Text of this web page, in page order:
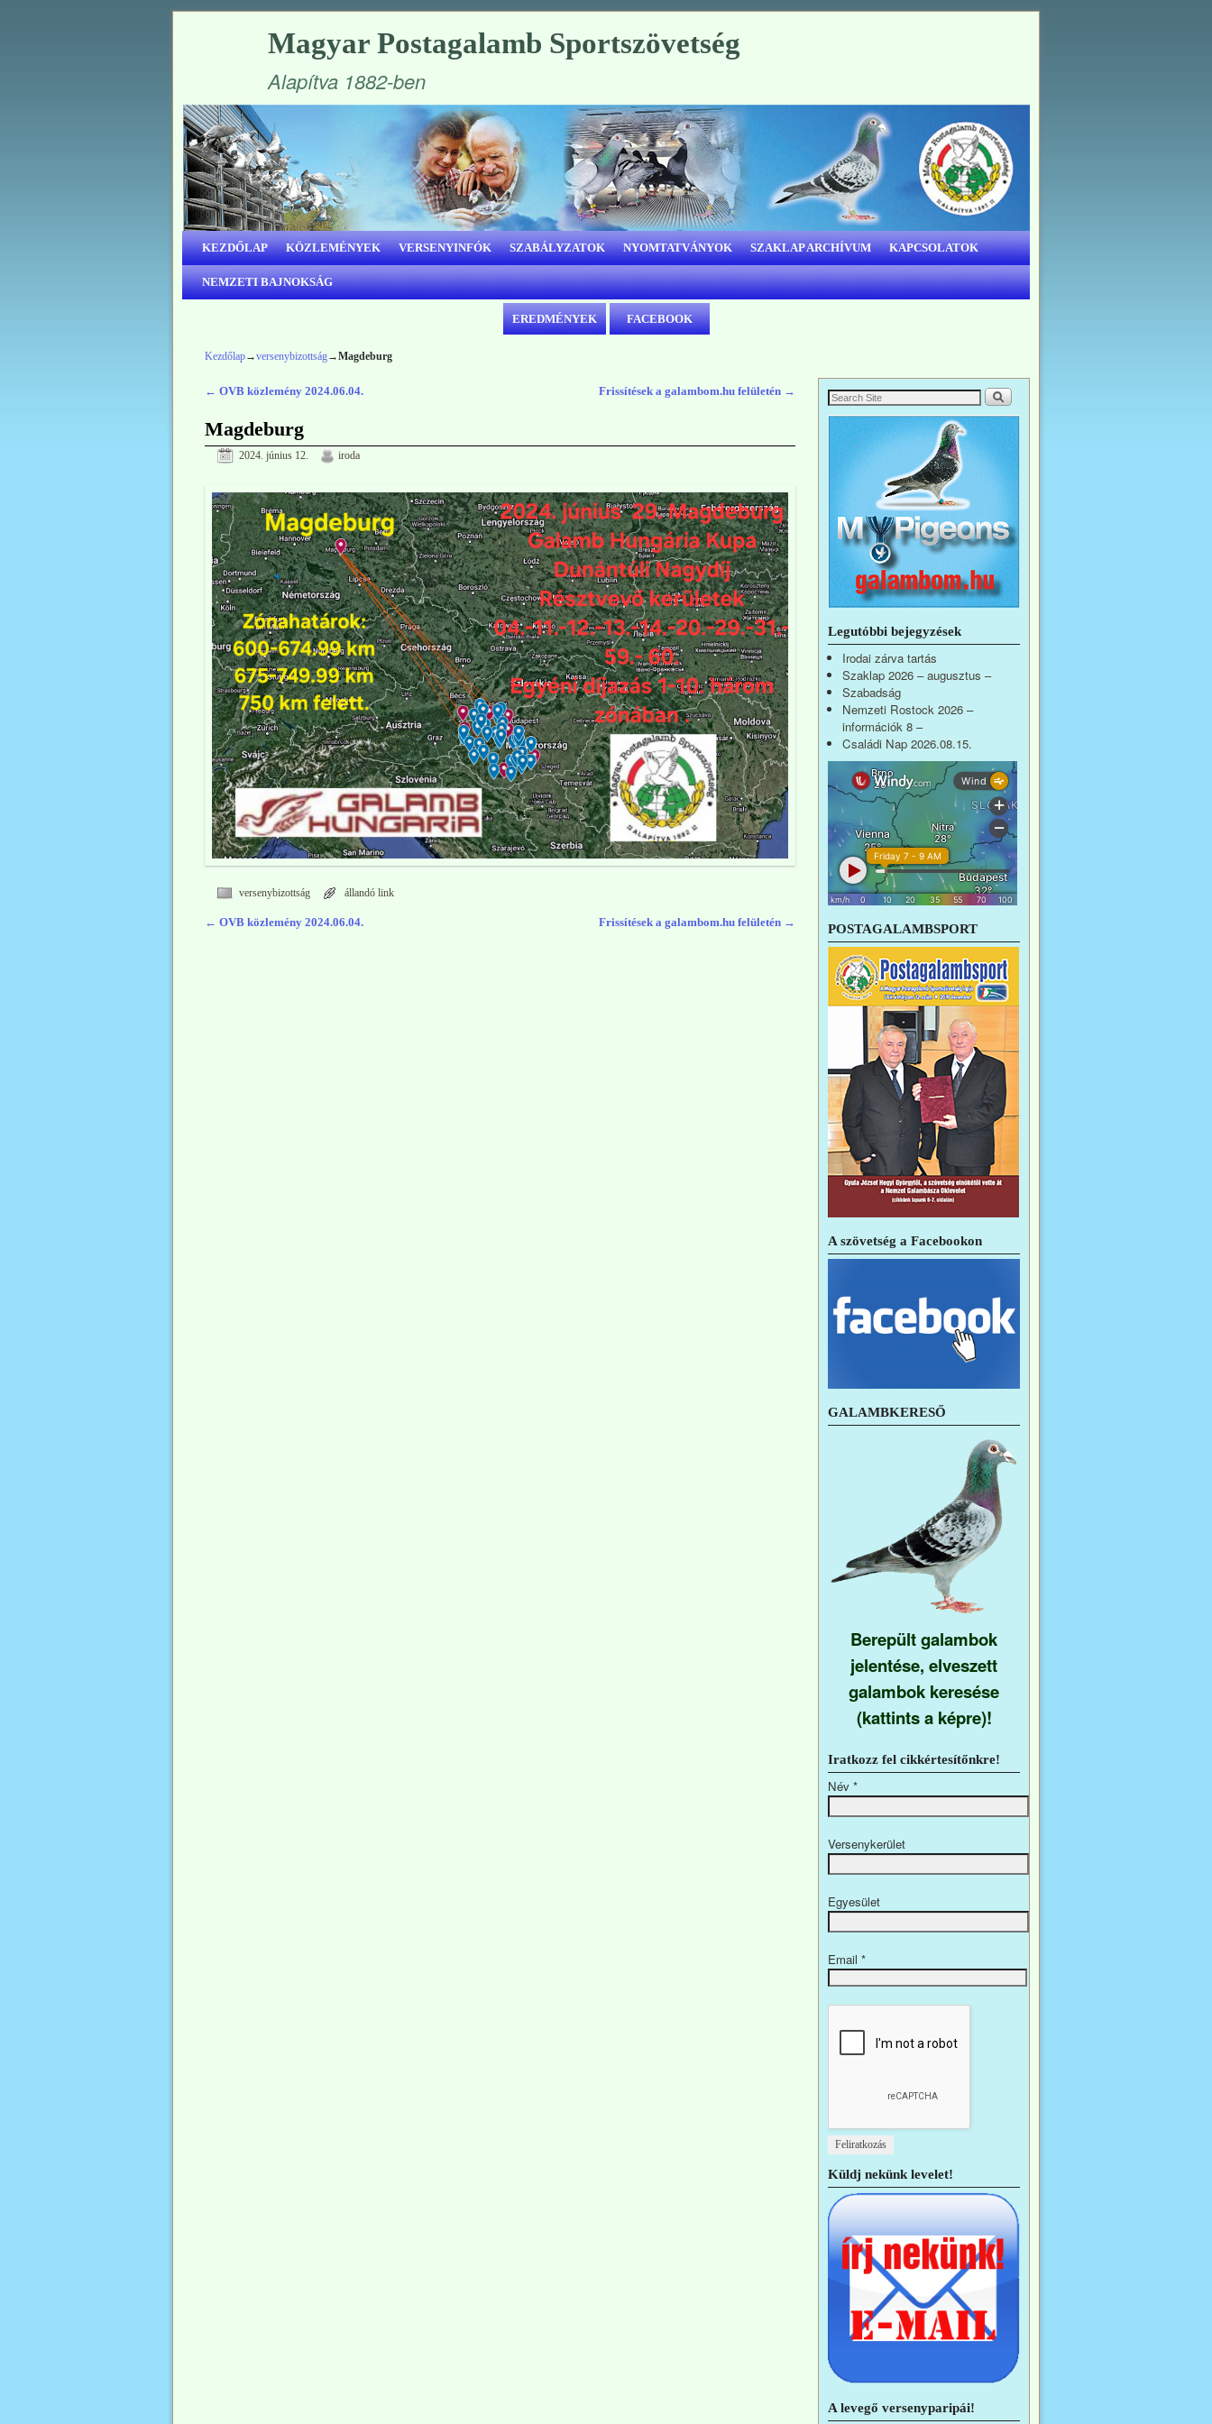
Magyar Postagalamb Sportszövetség
Alapítva 1882-ben
Ugrás a főtartalomra
Ugrás a másodlagos tartalomra
KEZDŐLAP KÖZLEMÉNYEK VERSENYINFÓK SZABÁLYZATOK NYOMTATVÁNYOK SZAKLAP ARCHÍVUM KAPCSOLATOK
NEMZETI BAJNOKSÁG
EREDMÉNYEK FACEBOOK
Kezdőlap→versenybizottság→Magdeburg
Bejegyzés navigáció
← OVB közlemény 2024.06.04. Frissítések a galambom.hu felületén →
Magdeburg
2024. június 12. iroda
versenybizottság állandó link
Bejegyzés navigáció
← OVB közlemény 2024.06.04. Frissítések a galambom.hu felületén →
Legutóbbi bejegyzések
Irodai zárva tartás
Szaklap 2026 – augusztus –
Szabadság
Nemzeti Rostock 2026 –
információk 8 –
Családi Nap 2026.08.15.
POSTAGALAMBSPORT
A szövetség a Facebookon
GALAMBKERESŐ
Berepült galambok
jelentése, elveszett
galambok keresése
(kattints a képre)!
Iratkozz fel cikkértesítőnkre!
Név *
Versenykerület
Egyesület
Email *
Küldj nekünk levelet!
A levegő versenyparipái!